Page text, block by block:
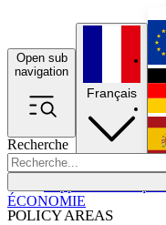
Open sub
navigation
Recherche
POLICY AREAS
Français
ÉCONOMIE